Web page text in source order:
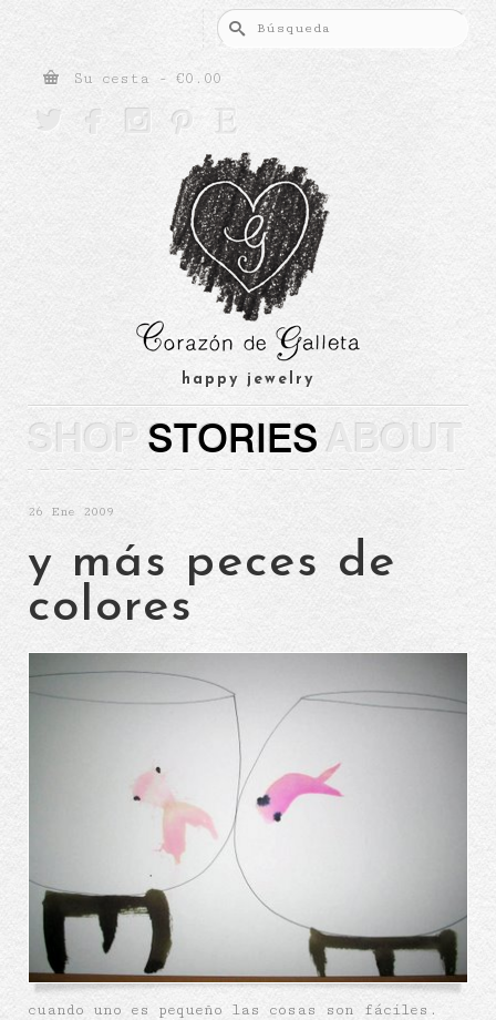
Buscar
por:
Su cesta - €0.00
    
happy jewelry
SHOP STORIES ABOUT
26 Ene 2009
y más peces de
colores
cuando uno es pequeño las cosas son fáciles.